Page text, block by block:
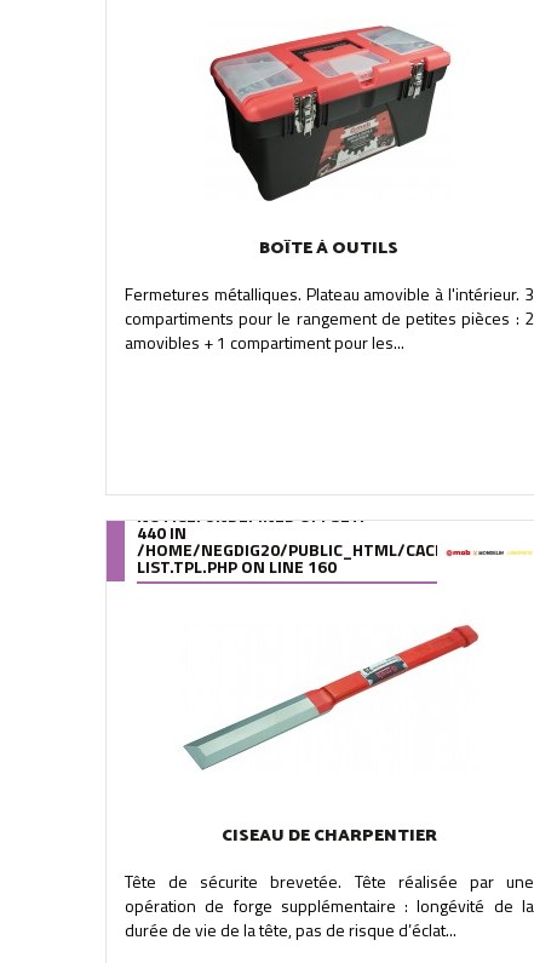
BOÎTE À OUTILS
Fermetures métalliques. Plateau amovible à l'intérieur. 3
compartiments pour le rangement de petites pièces : 2
amovibles + 1 compartiment pour les...
NOTICE: UNDEFINED OFFSET:
440 IN
/HOME/NEGDIG20/PUBLIC_HTML/CACHE/
LIST.TPL.PHPON LINE 160
CISEAU DE CHARPENTIER
Tête de sécurite brevetée. Tête réalisée par une
opération de forge supplémentaire : longévité de la
durée de vie de la tête, pas de risque d’éclat...